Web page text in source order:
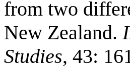
from two
New Zealand.
Studies, 43: